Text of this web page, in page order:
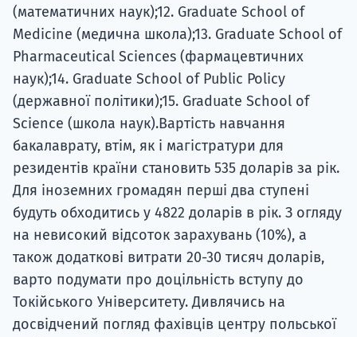
(математичних наук);12. Graduate School of
Medicine (медична школа);13. Graduate School of
Pharmaceutical Sciences (фармацевтичних
наук);14. Graduate School of Public Policy
(державної політики);15. Graduate School of
Science (школа наук).Вартість навчання
бакалаврату, втім, як і магістратури для
резидентів країни становить 535 доларів за рік.
Для іноземних громадян перші два ступені
будуть обходитись у 4822 доларів в рік. З огляду
на невисокий відсоток зарахувань (10%), а
також додаткові витрати 20-30 тисяч доларів,
варто подумати про доцільність вступу до
Токійського Університету. Дивлячись на
досвідчений погляд фахівців центру польської